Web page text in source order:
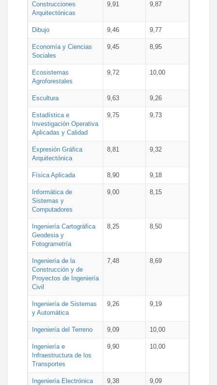
Construcciones
Arquitectónicas
9,91 9,87
Dibujo 9,46 9,77
Economía y Ciencias
Sociales
9,45 8,95
Ecosistemas
Agroforestales
9,72 10,00
Escultura 9,63 9,26
Estadística e
Investigación Operativa
Aplicadas y Calidad
9,75 9,73
Expresión Gráfica
Arquitectónica
8,81 9,32
Física Aplicada 8,90 9,18
Informática de
Sistemas y
Computadores
9,00 8,15
Ingeniería Cartográfica
Geodesia y
Fotogrametría
8,25 8,50
Ingeniería de la
Construcción y de
Proyectos de Ingeniería
Civil
7,48 8,69
Ingeniería de Sistemas
y Automática
9,26 9,19
Ingeniería del Terreno 9,09 10,00
Ingeniería e
Infraestructura de los
Transportes
9,90 10,00
Ingeniería Electrónica 9,38 9,09